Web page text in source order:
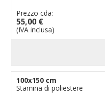
Prezzo cda:
55,00 €
(IVA inclusa)
100x150 cm
Stamina di poliestere